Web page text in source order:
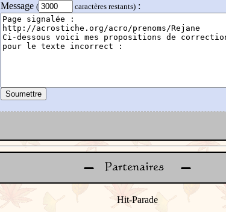
Message ( caractères restants) :